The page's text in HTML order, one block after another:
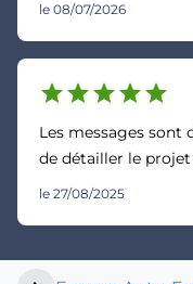
le 08/07/2026
starstarstarstarstar
Les messages sont
de détailler le
le 27/08/2025